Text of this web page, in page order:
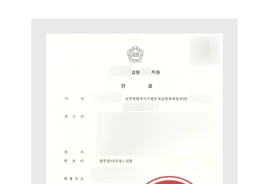
주요 업무사례
사례분석/최신동향
법률정보
법률지식인
고객후기
스포츠엔터테인먼트그룹 업무
전체